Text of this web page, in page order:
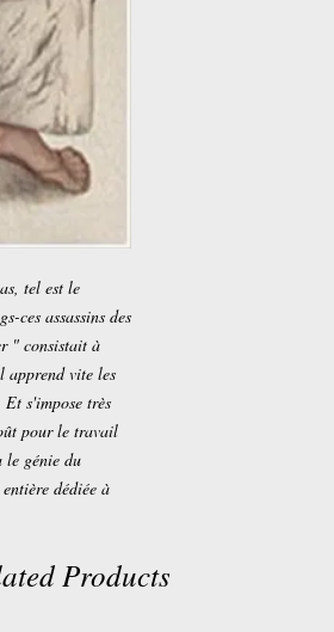
tel est le
ces assassins des
" consistait à
apprend vite les
s'impose très
pour le travail
le génie du
dédiée à
Products